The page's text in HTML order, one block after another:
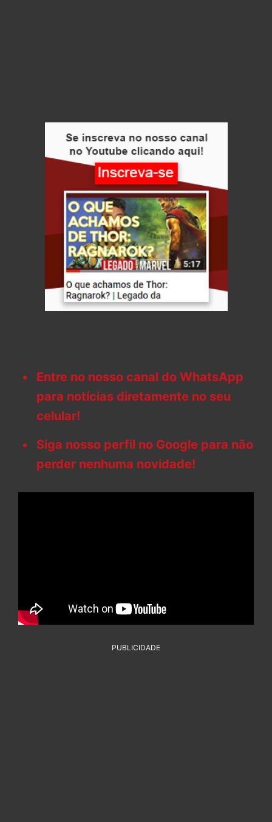
Entre no nosso canal do WhatsApp
para notícias diretamente no seu
celular!
Siga nosso perfil no Google para não
perder nenhuma novidade!
PUBLICIDADE